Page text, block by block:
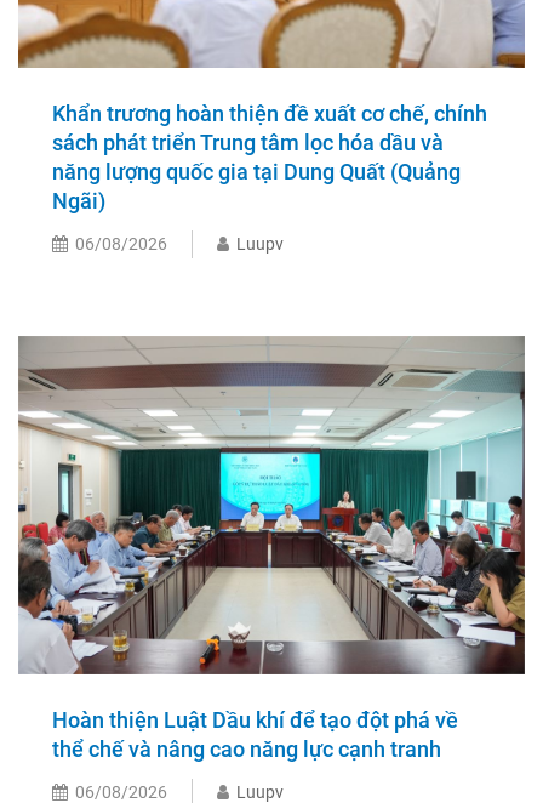
Khẩn trương hoàn thiện đề xuất cơ chế, chính
sách phát triển Trung tâm lọc hóa dầu và
năng lượng quốc gia tại Dung Quất (Quảng
Ngãi)
06/08/2026 Luupv
Hoàn thiện Luật Dầu khí để tạo đột phá về
thể chế và nâng cao năng lực cạnh tranh
06/08/2026 Luupv